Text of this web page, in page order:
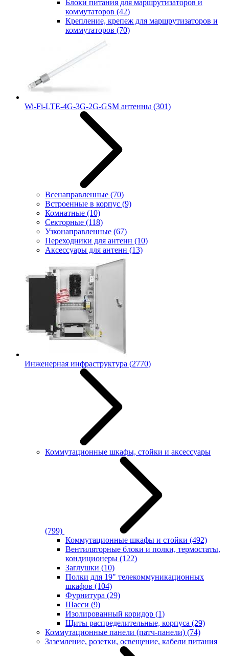
Блоки питания для маршрутизаторов и
коммутаторов (42)
Крепление, крепеж для маршрутизаторов и
коммутаторов (70)
Wi-Fi-LTE-4G-3G-2G-GSM антенны (301)
Всенаправленные (70)
Встроенные в корпус (9)
Комнатные (10)
Секторные (118)
Узконаправленные (67)
Переходники для антенн (10)
Аксессуары для антенн (13)
Инженерная инфраструктура (2770)
Коммутационные шкафы, стойки и аксессуары
(799)
Коммутационные шкафы и стойки (492)
Вентиляторные блоки и полки, термостаты,
кондиционеры (122)
Заглушки (10)
Полки для 19" телекоммуникационных
шкафов (104)
Фурнитура (29)
Шасси (9)
Изолированный коридор (1)
Щиты распределительные, корпуса (29)
Коммутационные панели (патч-панели) (74)
Заземление, розетки, освещение, кабели питания